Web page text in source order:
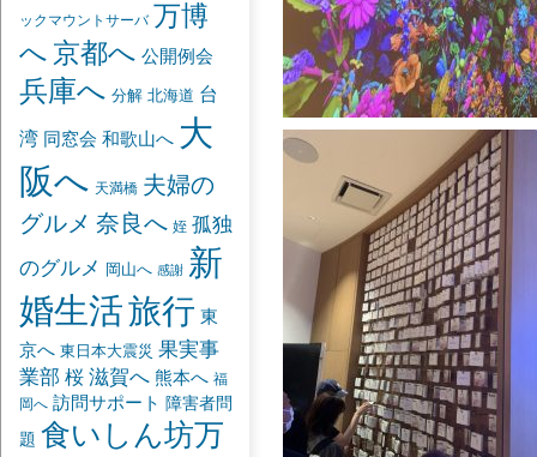
ックマウントサーバ 万博
へ 京都へ 公開例会
兵庫へ 分解 北海道 台
湾 同窓会 和歌山へ 大
阪へ 天満橋 夫婦の
グルメ 奈良へ 姪 孤独
のグルメ
岡山へ 感謝 新
婚生活旅行 東
京へ 東日本大震災 果実事
業部 桜 滋賀へ 熊本へ 福
岡へ 訪問サポート 障害者問
題 食いしん坊万